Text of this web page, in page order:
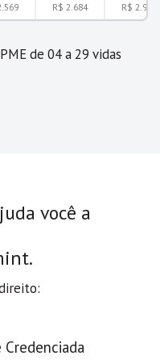
R$ 2.684 R$ 2.985
de 04 a 29 vidas
você a
Credenciada